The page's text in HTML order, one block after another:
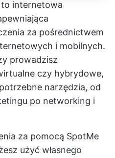
internetowa
za pośrednictwem
i mobilnych.
prowadzisz
czy hybrydowe,
narzędzia, od
po networking i
za pomocą SpotMe
użyć własnego